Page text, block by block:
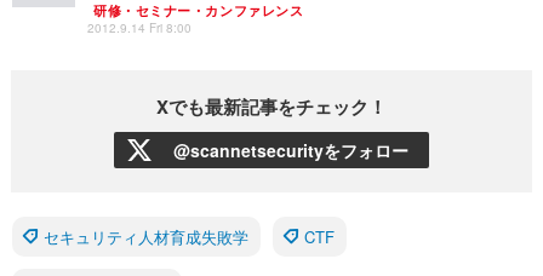
研修・セミナー・カンファレンス
2012.9.14 Fri 8:00
Xでも最新記事をチェック！
@scannetsecurityをフォロー
セキュリティ人材育成失敗学 CTF